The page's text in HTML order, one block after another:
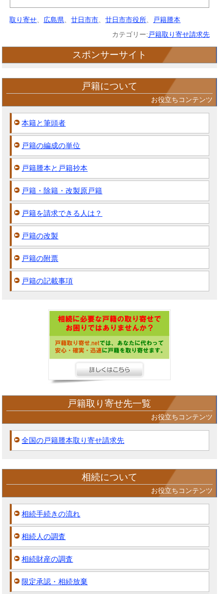
取り寄せ 広島県 、廿日市市 、廿日市市役所
戸籍謄本
カテゴリー: 戸籍取り寄せ請求先
スポンサーサイト
戸籍について
お役立ちコンテンツ
本籍と筆頭者
戸籍の編成の単位
戸籍謄本と戸籍抄本
戸籍・除籍・改製原戸籍
戸籍を請求できる人は？
戸籍の改製
戸籍の附票
戸籍の記載事項
戸籍取り寄せ先一覧
お役立ちコンテンツ
全国の戸籍謄本取り寄せ請求先
相続について
お役立ちコンテンツ
相続手続きの流れ
相続人の調査
相続財産の調査
限定承認・相続放棄